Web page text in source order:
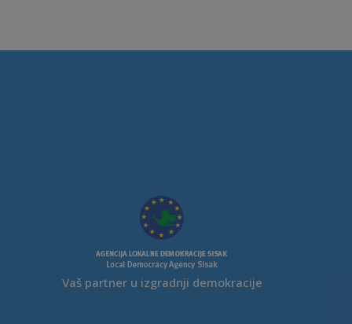
Vaš partner u izgradnji demokracije